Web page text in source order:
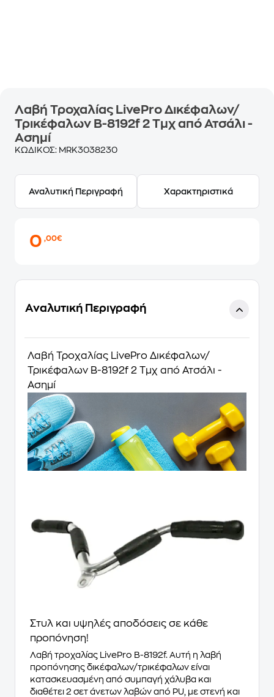
Λαβή Τροχαλίας LivePro Δικέφαλων/
Τρικέφαλων Β-8192f 2 Τμχ από Ατσάλι -
Ασημί
ΚΩΔΙΚΟΣ: MRK3038230
Αναλυτική Περιγραφή Χαρακτηριστικά
0,00€
Αναλυτική Περιγραφή
Λαβή Τροχαλίας LivePro Δικέφαλων/
Τρικέφαλων Β-8192f 2 Τμχ από Ατσάλι -
Ασημί
Στυλ και υψηλές αποδόσεις σε κάθε
προπόνηση!
Λαβή τροχαλίας LivePro Β-8192f. Αυτή η λαβή
προπόνησης δικέφαλων/τρικέφαλων είναι
κατασκευασμένη από συμπαγή χάλυβα και
διαθέτει 2 σετ άνετων λαβών από PU, με στενή και